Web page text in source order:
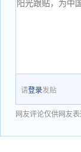
请登录发贴
网友评论仅供网友